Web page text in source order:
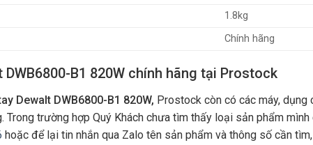
1.8kg
Chính hãng
B1 820W chính hãng tại Prostock
Dewalt DWB6800-B1 820W, Prostock còn có các máy, dụng
Trong trường hợp Quý Khách chưa tìm thấy loại sản phẩm
hoặc để lại tin nhắn qua Zalo tên sản phẩm và thông số cần